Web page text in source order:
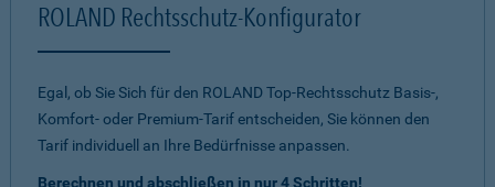
ROLAND Rechtsschutz-Konfigurator
Egal, ob Sie Sich für den ROLAND Top-Rechtsschutz Basis-,
Komfort- oder Premium-Tarif entscheiden, Sie können den
Tarif individuell an Ihre Bedürfnisse anpassen.
Berechnen und abschließen in nur 4 Schritten!